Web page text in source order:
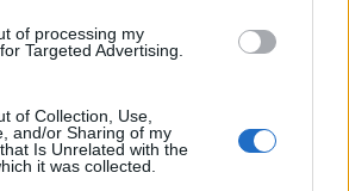
of processing my
Targeted Advertising.
of Collection, Use,
and/or Sharing of my
Is Unrelated with the
it was collected.
További állomások: Barót,
Balánbánya, Gyergyóditró,
Gyergyóvárhegy, Borszék,
Szászrégen. A sorozat
Dicsőszentmártonban zárul